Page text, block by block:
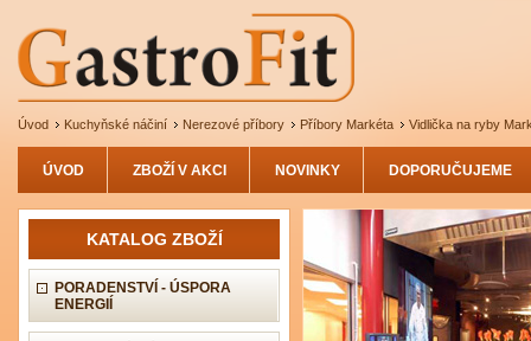
Úvod Kuchyňské náčiní Nerezové příbory Příbory Markéta Vidlička na ryby
ÚVOD ZBOŽÍ V AKCI NOVINKY DOPORUČUJEME
KATALOG ZBOŽÍ
PORADENSTVÍ - ÚSPORA
ENERGIÍ